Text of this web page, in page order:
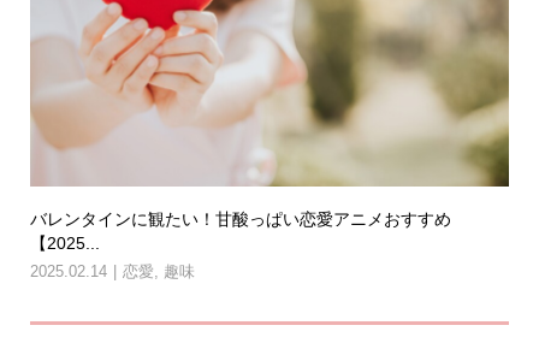
バレンタインに観たい！甘酸っぱい恋愛アニメおすすめ
【2025...
2025.02.14 恋愛, 趣味